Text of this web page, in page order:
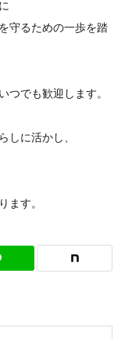
守るための一歩を踏
つでも歓迎します。
しに活かし、
ます。